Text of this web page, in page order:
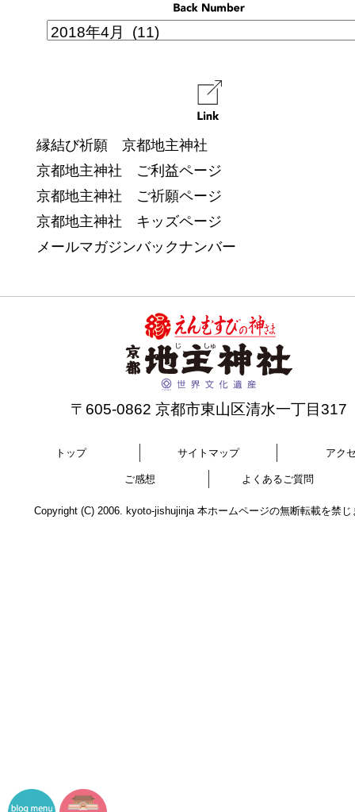
縁結び祈願 京都地主神社
京都地主神社 ご利益ページ
京都地主神社 ご祈願ページ
京都地主神社 キッズページ
メールマガジンバックナンバー
〒605-0862 京都市東山区清水一丁目317
トップ サイトマップ アク
ご感想 よくあるご質問
Copyright (C) 2006. kyoto-jishujinja 本ホームページの無断転載を禁じ